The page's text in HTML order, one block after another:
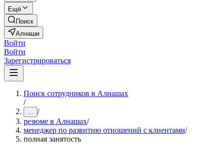
Ещё
Поиск
Алнаши
Войти
Войти
Зарегистрироваться
Поиск сотрудников в Алнашах
/
... /
резюме в Алнашах/
менеджер по развитию отношений с клиентами/
полная занятость